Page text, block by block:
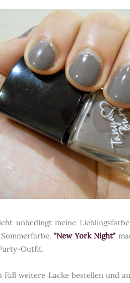
unbedingt meine
"New York Night"
Outfit.
weitere Lacke bestellen und